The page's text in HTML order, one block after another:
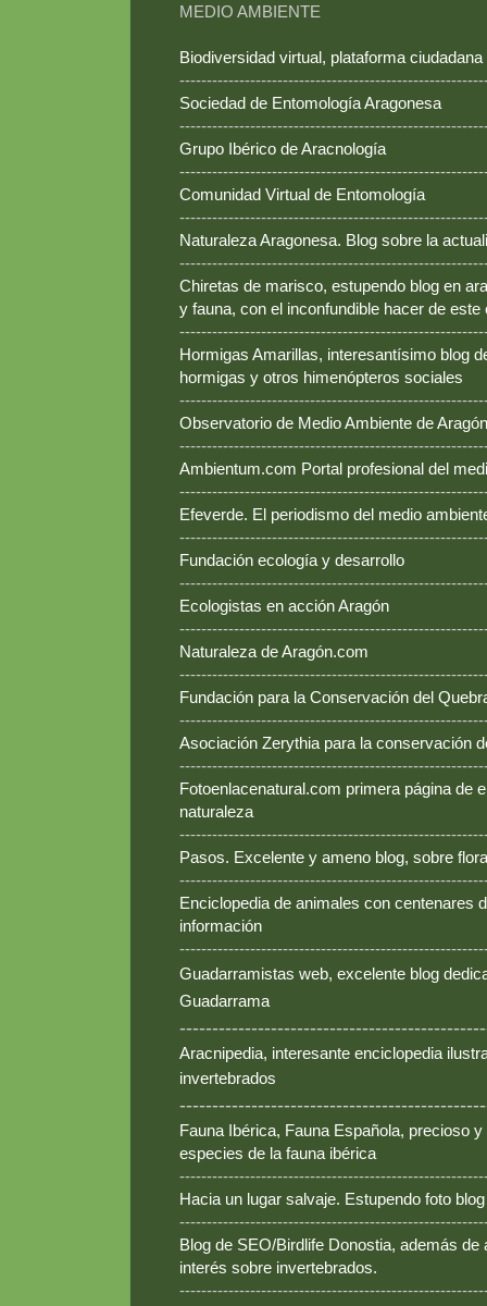
MEDIO AMBIENTE
Biodiversidad virtual, plataforma ciudadana
Sociedad de Entomología Aragonesa
Grupo Ibérico de Aracnología
Comunidad Virtual de Entomología
Naturaleza Aragonesa. Blog sobre la
Chiretas de marisco, estupendo blog en
y fauna, con el inconfundible hacer de este
Hormigas Amarillas, interesantísimo blog
hormigas y otros himenópteros sociales
Observatorio de Medio Ambiente de Aragón
Ambientum.com Portal profesional del
Efeverde. El periodismo del medio
Fundación ecología y desarrollo
Ecologistas en acción Aragón
Naturaleza de Aragón.com
Fundación para la Conservación del
Asociación Zerythia para la conservación
Fotoenlacenatural.com primera página de
naturaleza
Pasos. Excelente y ameno blog, sobre
Enciclopedia de animales con centenares
información
Guadarramistas web, excelente blog
Guadarrama
Aracnipedia, interesante enciclopedia
invertebrados
Fauna Ibérica, Fauna Española, precioso
especies de la fauna ibérica
Hacia un lugar salvaje. Estupendo foto
Blog de SEO/Birdlife Donostia, además
interés sobre invertebrados.